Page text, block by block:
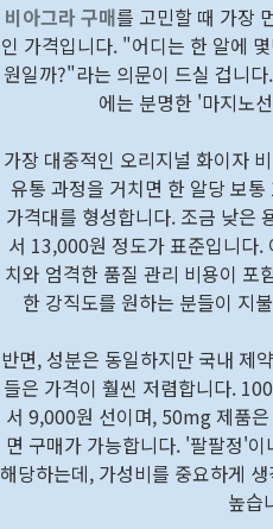
비아그라 구매를 고민할 때 가장
인 가격입니다. "어디는 한 알에
원일까?"라는 의문이 드실 겁니
에는 분명한 '마지노
가장 대중적인 오리지널 화이자
유통 과정을 거치면 한 알당 보
가격대를 형성합니다. 조금 낮은
서 13,000원 정도가 표준입니다.
치와 엄격한 품질 관리 비용이 포
한 강직도를 원하는 분들이 지
반면, 성분은 동일하지만 국내 제
들은 가격이 훨씬 저렴합니다.
서 9,000원 선이며, 50mg 제품
면 구매가 가능합니다. '팔팔정'
해당하는데, 가성비를 중요하게
높습